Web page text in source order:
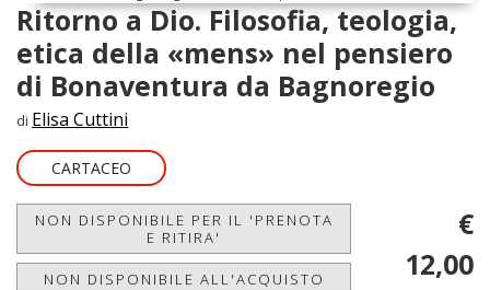
Ritorno a Dio. Filosofia, teologia,
etica della «mens» nel pensiero
di Bonaventura da Bagnoregio
di Elisa Cuttini
CARTACEO
NON DISPONIBILE PER IL 'PRENOTA
E RITIRA'
NON DISPONIBILE ALL'ACQUISTO
€
12,00